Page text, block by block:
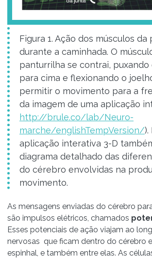
Figura 1. Ação dos músculos
durante a caminhada. O
panturrilha se contrai, puxando
para cima e flexionando o
permitir o movimento para a
da imagem de uma aplicação
http://brule.co/lab/Neuro-
marche/englishTempVersion/).
aplicação interativa 3-D
diagrama detalhado das
do cérebro envolvidas na
movimento.
As mensagens enviadas do cérebro
são impulsos elétricos, chamados
Esses potenciais de ação viajam ao
nervosas que ficam dentro do cérebro
espinhal, e também entre elas. As